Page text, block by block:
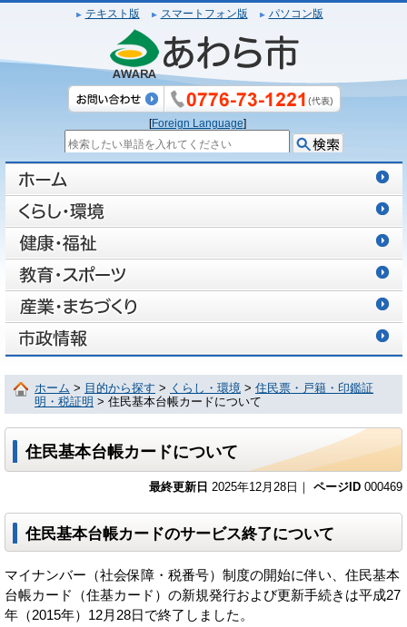
テキスト版 スマートフォン版 パソコン版
[Foreign Language]
ホーム > 目的から探す > くらし・環境 > 住民票・戸籍・印鑑証
明・税証明 > 住民基本台帳カードについて
住民基本台帳カードについて
最終更新日 2025年12月28日｜ ページID 000469
住民基本台帳カードのサービス終了について
マイナンバー（社会保障・税番号）制度の開始に伴い、住民基本
台帳カード（住基カード）の新規発行および更新手続きは平成27
年（2015年）12月28日で終了しました。